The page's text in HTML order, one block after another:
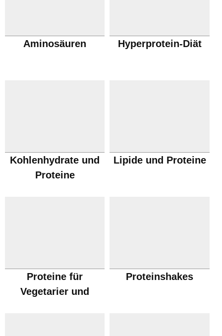
Aminosäuren Hyperprotein-Diät
Kohlenhydrate und
Proteine
Lipide und Proteine
Proteine für
Vegetarier und
Proteinshakes